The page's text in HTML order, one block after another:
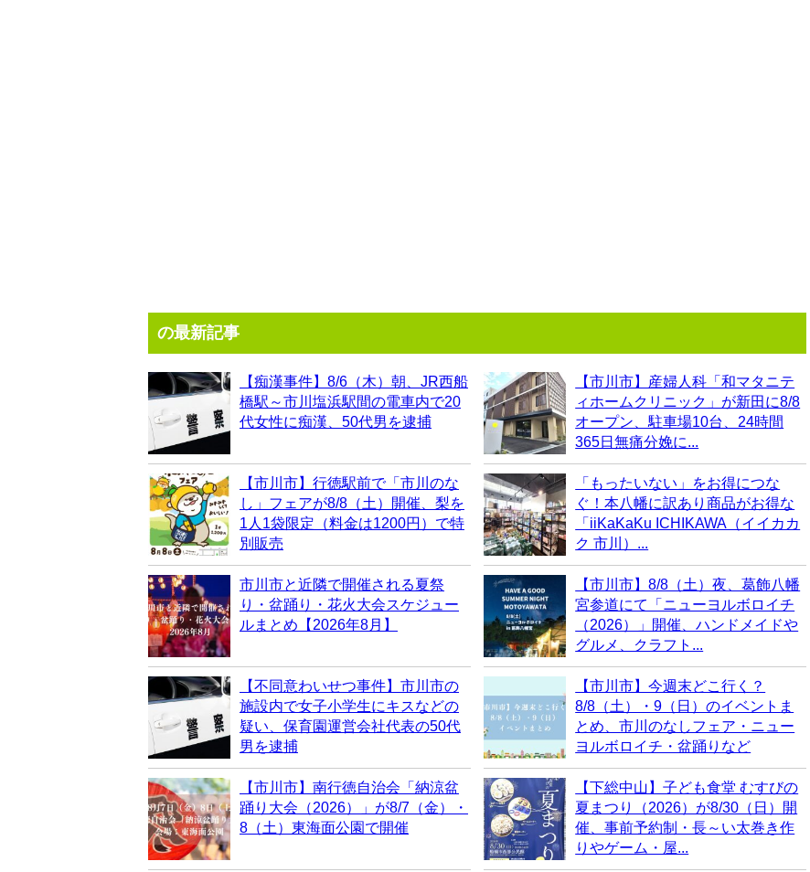
の最新記事
【痴漢事件】8/6（木）朝、JR西船
橋駅～市川塩浜駅間の電車内で20
代女性に痴漢、50代男を逮捕
【市川市】産婦人科「和マタニテ
ィホームクリニック」が新田に8/8
オープン、駐車場10台、24時間
365日無痛分娩に...
【市川市】行徳駅前で「市川のな
し」フェアが8/8（土）開催、梨を
1人1袋限定（料金は1200円）で特
別販売
「もったいない」をお得につな
ぐ！本八幡に訳あり商品がお得な
「iiKaKaKu ICHIKAWA（イイカカ
ク 市川）...
市川市と近隣で開催される夏祭
り・盆踊り・花火大会スケジュー
ルまとめ【2026年8月】
【市川市】8/8（土）夜、葛飾八幡
宮参道にて「ニューヨルボロイチ
（2026）」開催、ハンドメイドや
グルメ、クラフト...
【不同意わいせつ事件】市川市の
施設内で女子小学生にキスなどの
疑い、保育園運営会社代表の50代
男を逮捕
【市川市】今週末どこ行く？
8/8（土）・9（日）のイベントま
とめ、市川のなしフェア・ニュー
ヨルボロイチ・盆踊りなど
【市川市】南行徳自治会「納涼盆
踊り大会（2026）」が8/7（金）・
8（土）東海面公園で開催
【下総中山】子ども食堂 むすびの
夏まつり（2026）が8/30（日）開
催、事前予約制・長～い太巻き作
りやゲーム・屋...